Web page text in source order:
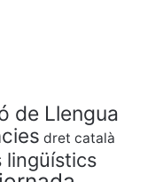
de Llengua
dret català
lingüístics